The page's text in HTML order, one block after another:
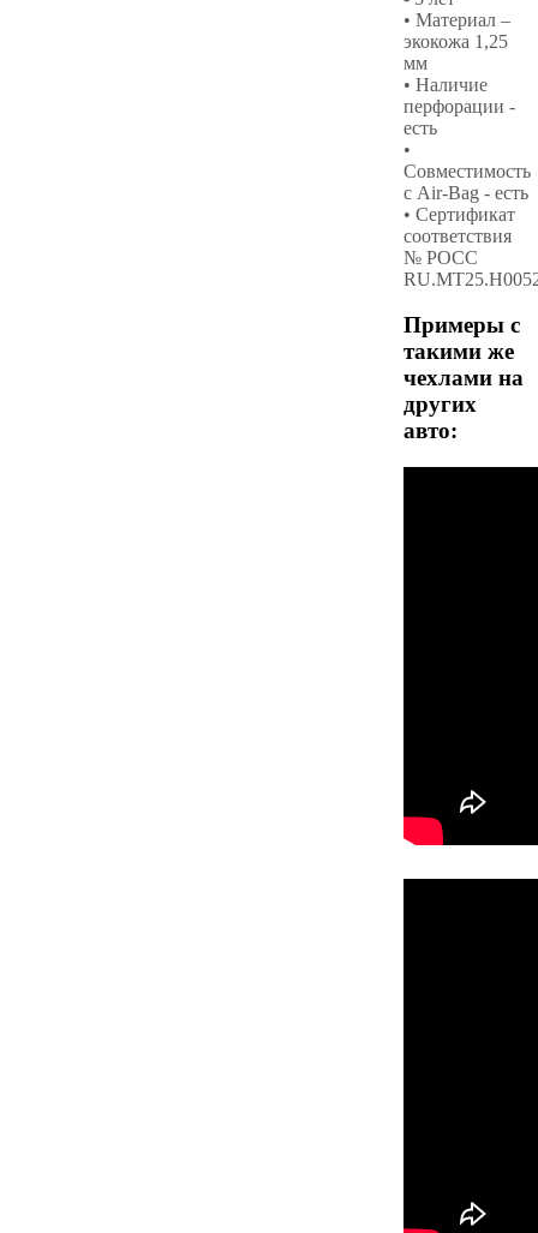
• Материал –
экокожа 1,25
мм
• Наличие
перфорации -
есть
•
Совместимость
с Air-Bag - есть
• Сертификат
соответствия
№ РОСС
Примеры с
такими же
чехлами на
других
авто: